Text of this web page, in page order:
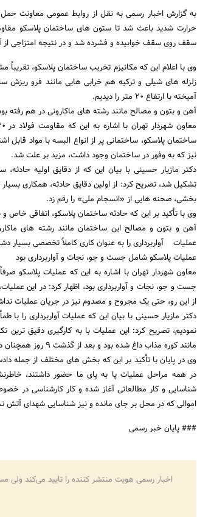
به گزارش اخبار رسمی به نقل از روابط عمومی معاونت حمل
حرارت شدید باعث شد تا ستون های ساختمان پلاسکو
سقف روی سقف خوابیده و فشرده شد و در نتیجه امتزاجی از
وی با اعلام این که مکانیزم تخریب ساختمان پلاسکو، تقریباً
آمیخته با ارتفاع 20 متر را دیدیم.
آهن و بتون و مصالح مانند رشته های ماکارونی در هم رفته
ساختمان پلاسکو، ساختمانی پر از انواع البسه با مواد
نیز که به وفور در ساختمان وجود داشت، مزید بر علت شد.
دکتر مازیار حسینی با بیان این که از دقایق اولیه
تشکیل شد، تصریح کرد: از اولین دقایق حادثه، همکاری
بخشی، صحنه هایی از «انسجام ملی» را رقم زد.
وی با تأکید بر این که حادثه ساختمان پلاسکو، اتفاقی خاص
آهن و بتون و مصالح این ساختمان مانند رشته های
عملیات آواربرداری را به عنوان کاری کاملاً تخصصی بسیار
عملیات پلاسکو شامل جست و جو، نجات و آواربرداری بود
معاون شهردار تهران با اشاره به این که عملیات پلاسکو
جست و جو، نجات و آواربرداری بود، اظهار کرد: در این
از این رو، حتی یک مجروح و مصدوم نیز در جریان عملیات
دکتر مازیار حسینی با بیان این که عملیات آواربرداری را با
نمودیم، تصریح کرد: این عملیات با به کارگیری دقیق ترین
مانند کوره مذاب داغ شده بود و بعد از گذشت 9 روز همچنان در آتش می سوخت، حادثه مجددی اتفاق نیفتاد.
وی در پایان با تأکید بر این که بخش های مختلف از جمله
در همه مراحل عملیات پا به پای ما حضور داشتند،
شناسایی و کار مطالعاتی آغاز شده و کار کارشناسی در
اموالی که در محل بر جای مانده و نیز شناسایی شهدای آتش
### پایان خبر رسمی
اخبار رسمی هویت منتشر کننده را تایید می‌کند